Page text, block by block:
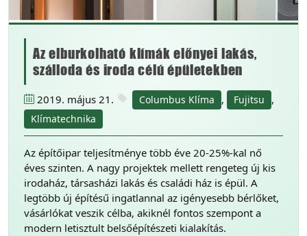
Az elburkolható klímák előnyei lakás,
szálloda és iroda célú épületekben
2019. május 21. Columbus Klíma , Fujitsu ,
Klímatechnika
Az építőipar teljesítménye több éve 20-25%-kal nő
éves szinten. A nagy projektek mellett rengeteg új kis
irodaház, társasházi lakás és családi ház is épül. A
legtöbb új építésű ingatlannal az igényesebb bérlőket,
vásárlókat veszik célba, akiknél fontos szempont a
modern letisztult belsőépítészeti kialakítás.